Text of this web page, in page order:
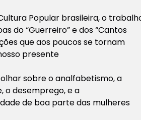
Popular brasileira, o
do “Guerreiro” e dos “Cantos
que aos poucos se tornam
presente
sobre o analfabetismo, a
o desemprego, e a
de boa parte das mulheres